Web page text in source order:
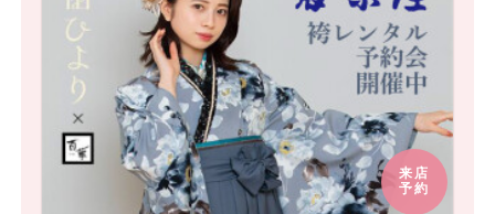
来店
予約